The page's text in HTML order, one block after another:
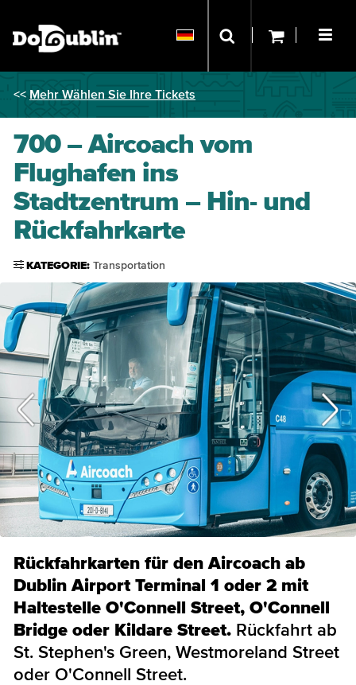
<< Mehr Wählen Sie Ihre Tickets
700 – Aircoach vom
Flughafen ins
Stadtzentrum – Hin- und
Rückfahrkarte
KATEGORIE: Transportation
Rückfahrkarten für den Aircoach ab
Dublin Airport Terminal 1 oder 2 mit
Haltestelle O'Connell Street, O'Connell
Bridge oder Kildare Street. Rückfahrt ab
St. Stephen's Green, Westmoreland Street
oder O'Connell Street.